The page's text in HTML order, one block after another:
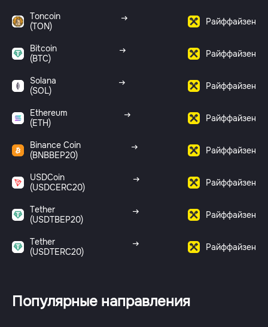
Toncoin
(TON)
Райффайзен
Bitcoin
(BTC)
Райффайзен
Solana
(SOL)
Райффайзен
Ethereum
(ETH)
Райффайзен
Binance Coin
(BNBBEP20)
Райффайзен
USDCoin
(USDCERC20)
Райффайзен
Tether
(USDTBEP20)
Райффайзен
Tether
(USDTERC20)
Райффайзен
Популярные направления